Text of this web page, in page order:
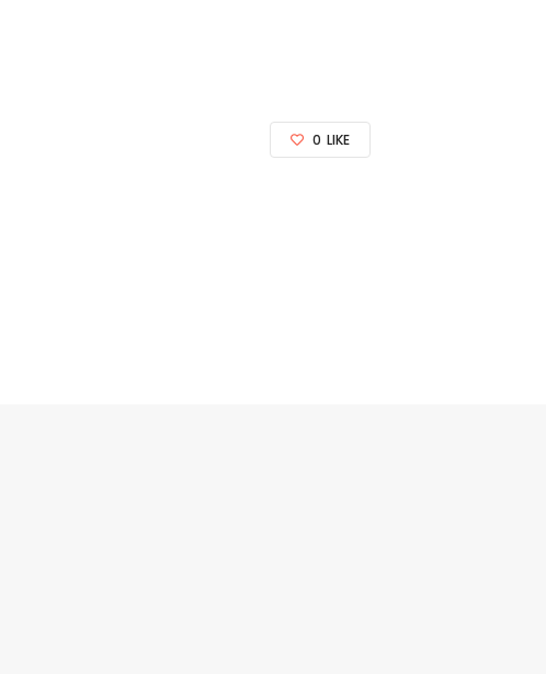
0 LIKE